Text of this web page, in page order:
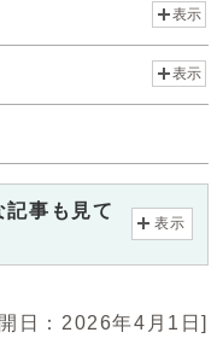
表示
表示
記事も見て
表示
日：2026年4月1日]